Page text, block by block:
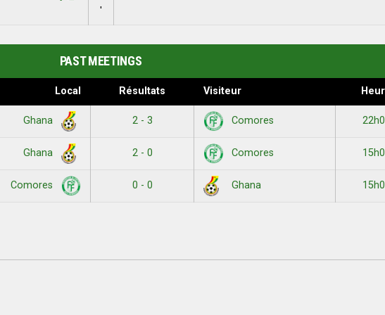
'
PAST MEETINGS
Local Résultats Visiteur
Ghana 2 - 3 Comores
Ghana 2 - 0 Comores
Comores 0 - 0 Ghana